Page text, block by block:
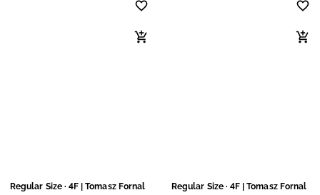
Regular Size · 4F | Tomasz Fornal Regular Size · 4F | Tomasz Fornal